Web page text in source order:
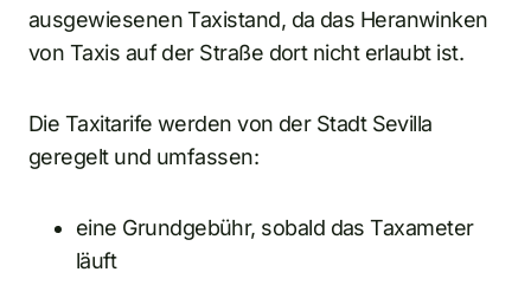
ausgewiesenen Taxistand, da das Heranwinken
von Taxis auf der Straße dort nicht erlaubt ist.
Die Taxitarife werden von der Stadt Sevilla
geregelt und umfassen:
eine Grundgebühr, sobald das Taxameter
läuft